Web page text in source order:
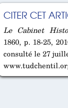
CITER CET
Le Cabinet
1860, p. 18-25,
consulté le 27